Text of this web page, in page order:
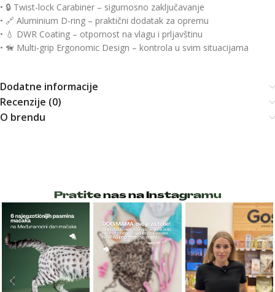
• 🔒 Twist-lock Carabiner – sigurnosno zaključavanje
• 🔗 Aluminium D-ring – praktični dodatak za opremu
• 💧 DWR Coating – otpornost na vlagu i prljavštinu
• 🦮 Multi-grip Ergonomic Design – kontrola u svim situacijama
Dodatne informacije
Recenzije (0)
O brendu
Pratite nas na Instagramu